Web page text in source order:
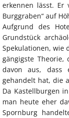
erkennen lässt. Er
Burggraben“ auf
Aufgrund des
Grundstück
Spekulationen, wie
gängigste
davon aus, dass
gehandelt hat, die
Da Kastellburgen
man heute eher
Spornburg